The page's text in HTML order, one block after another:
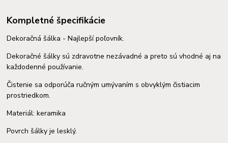
Kompletné špecifikácie
Dekoračná šálka - Najlepší poľovník.
Dekoračné šálky sú zdravotne nezávadné a preto sú vhodné aj na
každodenné používanie.
Čistenie sa odporúča ručným umývaním s obvyklým čistiacim
prostriedkom.
Materiál: keramika
Povrch šálky je lesklý.